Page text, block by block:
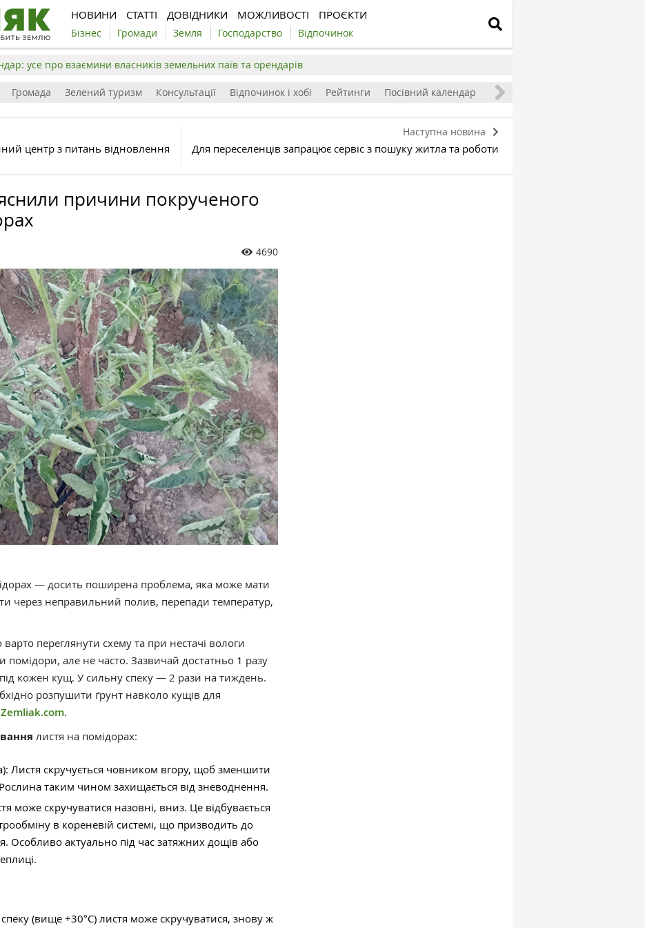
НОВИНИ СТАТТІ ДОВІДНИКИ МОЖЛИВОСТІ ПРОЄКТИ
Бізнес Громади Земля Господарство Відпочинок
усе про взаємини власників земельних паїв та орендарів
Громада Зелений туризм Консультації Відпочинок і хобі Рейтинги Посівний календар
центр з питань відновлення
Наступна новина
Для переселенців запрацює сервіс з пошуку житла та роботи
причини покрученого
4690
— досить поширена проблема, яка може мати
через неправильний полив, перепади температур,
переглянути схему та при нестачі вологи
помідори, але не часто. Зазвичай достатньо 1 разу
кожен кущ. У сильну спеку — 2 рази на тиждень.
розпушити ґрунт навколо кущів для
Zemliak.com.
листя на помідорах:
Листя скручується човником вгору, щоб зменшити
таким чином захищається від зневоднення.
може скручуватися назовні, вниз. Це відбувається
в кореневій системі, що призводить до
Особливо актуально під час затяжних дощів або
(вище +30°C) листя може скручуватися, знову ж